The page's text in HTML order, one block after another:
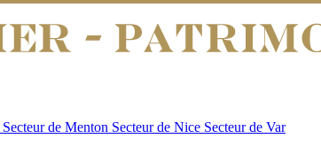
Secteur de Menton Secteur de Nice Secteur de Var